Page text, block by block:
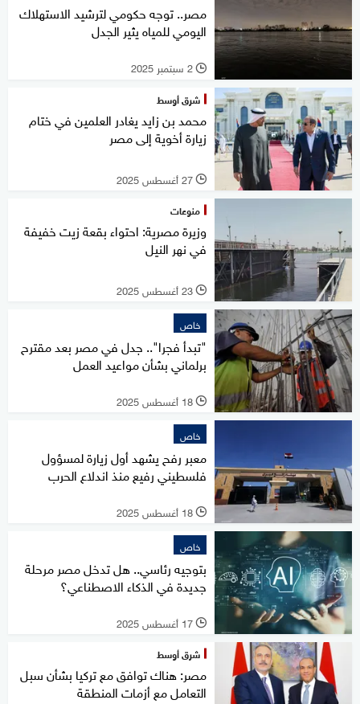
مصر.. توجه حكومي لترشيد الاستهلاك
اليومي للمياه يثير الجدل
l 2 سبتمبر 2025
شرق أوسط
محمد بن زايد يغادر العلمين في ختام
زيارة أخوية إلى مصر
l 27 أغسطس 2025
منوعات
وزيرة مصرية: احتواء بقعة زيت خفيفة
في نهر النيل
l 23 أغسطس 2025
خاص
"تبدأ فجرا".. جدل في مصر بعد مقترح
برلماني بشأن مواعيد العمل
l 18 أغسطس 2025
خاص
معبر رفح يشهد أول زيارة لمسؤول
فلسطيني رفيع منذ اندلاع الحرب
l 18 أغسطس 2025
خاص
بتوجيه رئاسي.. هل تدخل مصر مرحلة
جديدة في الذكاء الاصطناعي؟
l 17 أغسطس 2025
شرق أوسط
مصر: هناك توافق مع تركيا بشأن سبل
التعامل مع أزمات المنطقة